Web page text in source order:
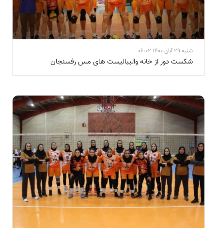
شنبه 29 آبان 1400 06:02
شکست دور از خانه والیبالیست های مس رفسنجان